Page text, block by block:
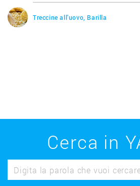
Treccine all'uovo, Barilla
Cerca in